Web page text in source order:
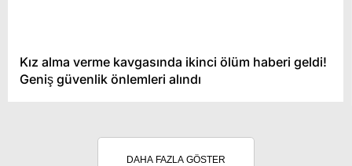
Kız alma verme kavgasında ikinci ölüm haberi geldi!
Geniş güvenlik önlemleri alındı
DAHA FAZLA GÖSTER